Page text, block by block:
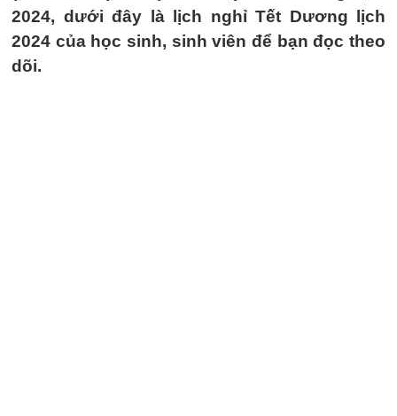
2024, dưới đây là lịch nghỉ Tết Dương lịch
2024 của học sinh, sinh viên để bạn đọc theo
dõi.